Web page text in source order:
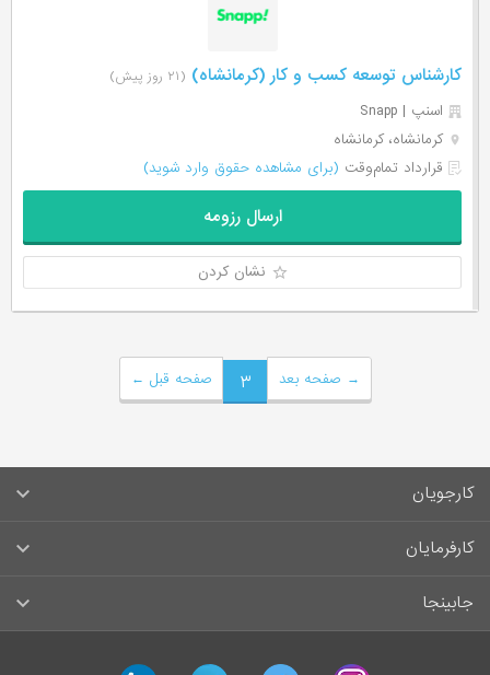
کارشناس توسعه کسب و کار (کرمانشاه) (۲۱ روز پیش)
اسنپ | Snapp
کرمانشاه، کرمانشاه
قرارداد تمام‌وقت (برای مشاهده حقوق وارد شوید)
ارسال رزومه
نشان کردن
← صفحه قبل ۳ صفحه بعد →
کارجویان
سوالات متداول کارجویان
لیست مشاغل
کارفرمایان
راهنمای ثبت آگهی استخدام
جابینجا